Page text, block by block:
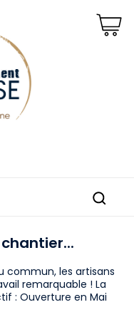
commun, les artisans
remarquable ! La
: Ouverture en Mai